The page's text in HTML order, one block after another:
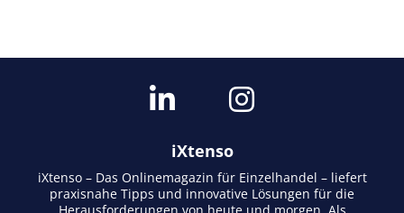
iXtenso
iXtenso – Das Onlinemagazin für Einzelhandel – liefert
praxisnahe Tipps und innovative Lösungen für die
Herausforderungen von heute und morgen. Als